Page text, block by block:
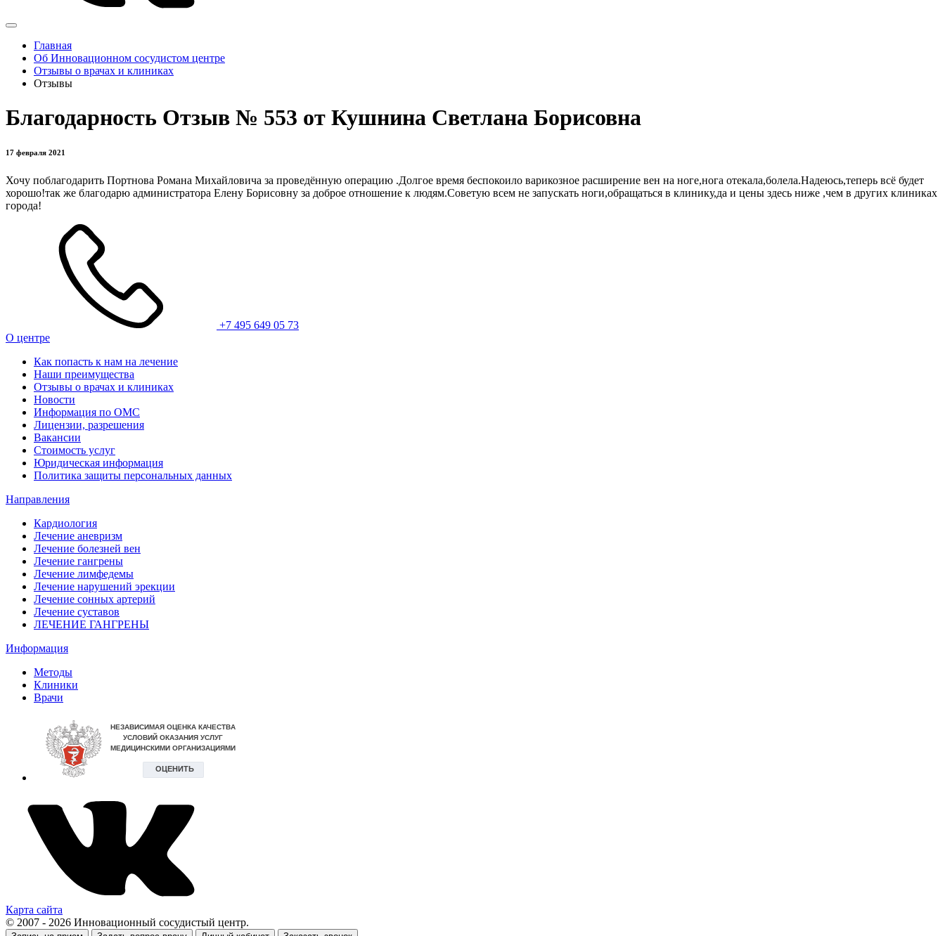
Главная
Об Инновационном сосудистом центре
Отзывы о врачах и клиниках
Отзывы
Благодарность Отзыв № 553 от Кушнина Светлана Борисовна
17 февраля 2021
Хочу поблагодарить Портнова Романа Михайловича за проведённую операцию .Долгое время беспокоило варикозное расширение вен на ноге,нога отекала,болела.Надеюсь,теперь всё будет
хорошо!так же благодарю администратора Елену Борисовну за доброе отношение к людям.Советую всем не запускать ноги,обращаться в клинику,да и цены здесь ниже ,чем в других клиниках
города!
+7 495 649 05 73
О центре
Как попасть к нам на лечение
Наши преимущества
Отзывы о врачах и клиниках
Новости
Информация по ОМС
Лицензии, разрешения
Вакансии
Стоимость услуг
Юридическая информация
Политика защиты персональных данных
Направления
Кардиология
Лечение аневризм
Лечение болезней вен
Лечение гангрены
Лечение лимфедемы
Лечение нарушений эрекции
Лечение сонных артерий
Лечение суставов
ЛЕЧЕНИЕ ГАНГРЕНЫ
Информация
Методы
Клиники
Врачи
Карта сайта
© 2007 - 2026 Инновационный сосудистый центр.